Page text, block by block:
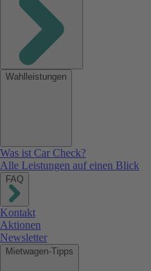
Wahlleistungen
Was ist Car Check?
Alle Leistungen auf einen Blick
FAQ
Kontakt
Aktionen
Newsletter
Mietwagen-Tipps